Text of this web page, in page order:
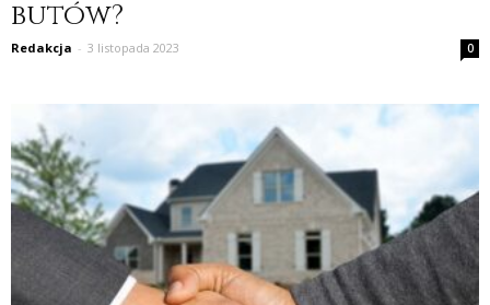
butów?
Redakcja - 3 listopada 2023 0